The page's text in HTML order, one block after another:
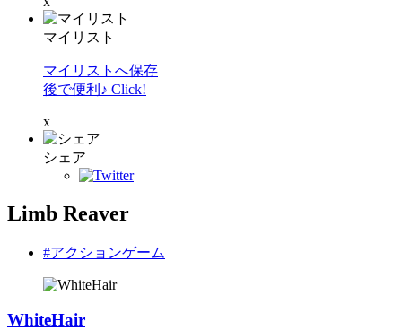
マイリスト
マイリストへ保存
後で便利♪ Click!
x
シェア
Limb Reaver
#アクションゲーム
WhiteHair